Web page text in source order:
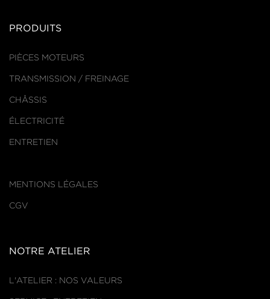
PRODUITS
PIÈCES MOTEURS
TRANSMISSION / FREINAGE
CHÂSSIS
ÉLECTRICITÉ
ENTRETIEN
MENTIONS LÉGALES
CGV
NOTRE ATELIER
L'ATELIER : NOS VALEURS